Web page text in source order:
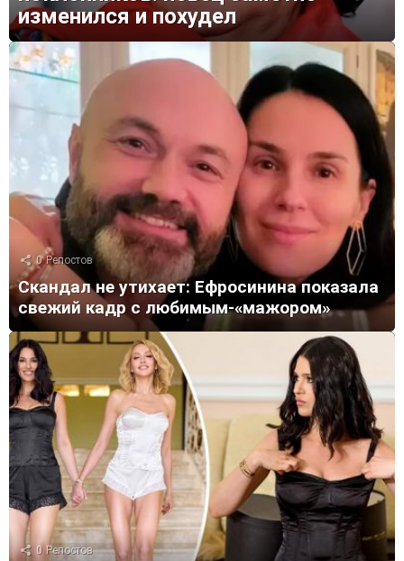
изменился и похудел
0 Репостов
Скандал не утихает: Ефросинина показала
свежий кадр с любимым-«мажором»
0 Репостов